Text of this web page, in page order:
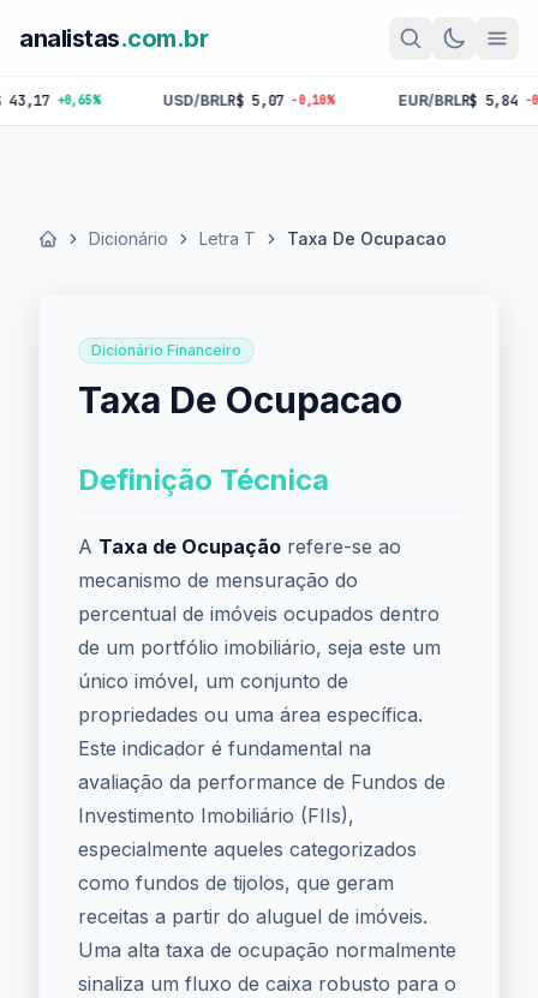
analistas.com.br
+0,65% USD/BRLR$ 5,07 -0,10% EUR/BRLR$ 5,84 -0,18%
Início Dicionário Letra T Taxa De Ocupacao
Dicionário Financeiro
Taxa De Ocupacao
Definição Técnica
A Taxa de Ocupação refere-se ao
mecanismo de mensuração do
percentual de imóveis ocupados dentro
de um portfólio imobiliário, seja este um
único imóvel, um conjunto de
propriedades ou uma área específica.
Este indicador é fundamental na
avaliação da performance de Fundos de
Investimento Imobiliário (FIIs),
especialmente aqueles categorizados
como fundos de tijolos, que geram
receitas a partir do aluguel de imóveis.
Uma alta taxa de ocupação normalmente
sinaliza um fluxo de caixa robusto para o